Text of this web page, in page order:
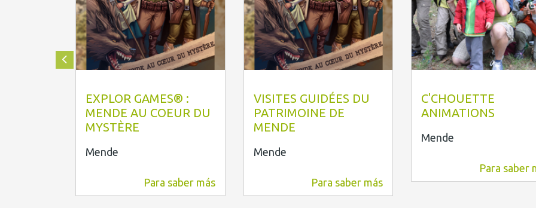
EXPLOR GAMES® :
MENDE AU COEUR DU
MYSTÈRE
Mende
Para saber más
VISITES GUIDÉES DU
PATRIMOINE DE
MENDE
Mende
Para saber más
C'CHOUETTE
ANIMATIONS
Mende
Para saber